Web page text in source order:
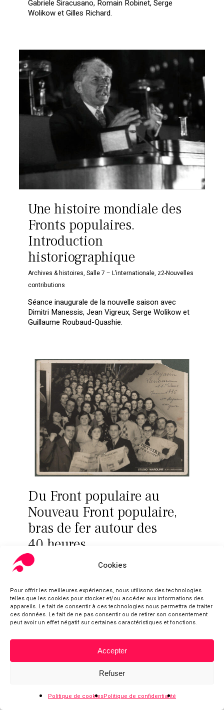
Cookies
Pour offrir les meilleures expériences, nous utilisons des technologies
telles que les cookies pour stocker et/ou accéder aux informations des
appareils. Le fait de consentir à ces technologies nous permettra de traiter
ces données. Le fait de ne pas consentir ou de retirer son consentement
peut avoir un effet négatif sur certaines caractéristiques et fonctions.
Accepter
Refuser
Politique de cookiesPolitique de confidentialité
Gabriele Siracusano, Romain Robinet, Serge
Wolikow et Gilles Richard.
Une histoire mondiale des
Fronts populaires.
Introduction
historiographique
Archives & histoires,Salle 7 – L’internationale, z2-Nouvelles
contributions
Séance inaugurale de la nouvelle saison avec
Dimitri Manessis, Jean Vigreux, Serge Wolikow et
Guillaume Roubaud-Quashie.
Du Front populaire au
Nouveau Front populaire,
bras de fer autour des
40 heures
Bataille du front populaire, Partenariats
populaire, série en partenariat avec L’Humanité
(2024). Face au gouvernement du Front populaire,
le patronat organisé en branche professionnelle et
confédéré se montre prêt à céder des
augmentations de salaire en échange d’une
interdiction des occupations d’usine et un abandon
de la réduction du temps de travail.